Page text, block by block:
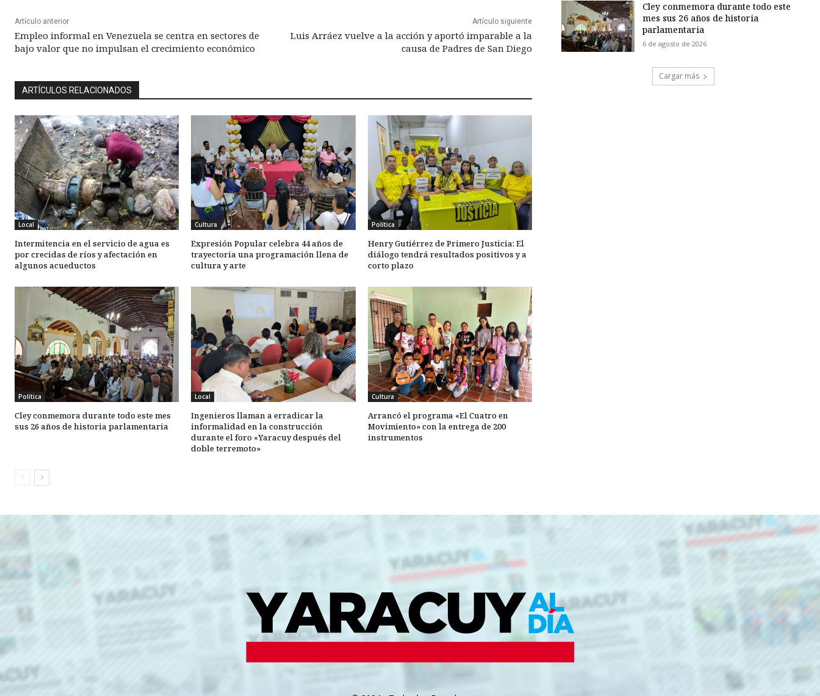
Artículo anterior
Empleo informal en Venezuela se centra en sectores de
bajo valor que no impulsan el crecimiento económico
Artículo siguiente
Luis Arráez vuelve a la acción y aportó imparable a la
causa de Padres de San Diego
ARTÍCULOS RELACIONADOS
Local
Intermitencia en el servicio de agua es
por crecidas de ríos y afectación en
algunos acueductos
Cultura
Expresión Popular celebra 44 años de
trayectoria una programación llena de
cultura y arte
Política
Henry Gutiérrez de Primero Justicia: El
diálogo tendrá resultados positivos y a
corto plazo
Política
Cley conmemora durante todo este mes
sus 26 años de historia parlamentaria
Local
Ingenieros llaman a erradicar la
informalidad en la construcción
durante el foro «Yaracuy después del
doble terremoto»
Cultura
Arrancó el programa «El Cuatro en
Movimiento» con la entrega de 200
instrumentos
Cley conmemora durante todo este
mes sus 26 años de historia
parlamentaria
6 de agosto de 2026
Cargar más